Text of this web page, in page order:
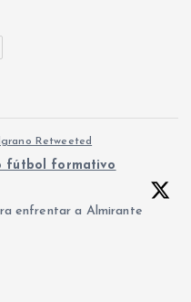
Retweeted
fútbol formativo
enfrentar a Almirante